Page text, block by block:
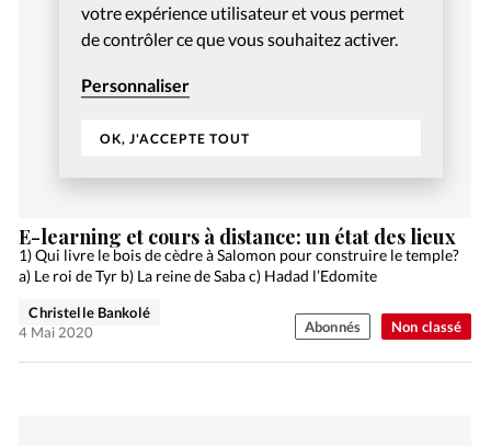
votre expérience utilisateur et vous permet
de contrôler ce que vous souhaitez activer.
Personnaliser
OK, J'ACCEPTE TOUT
Non classé
E-learning et cours à distance: un état des lieux
1) Qui livre le bois de cèdre à Salomon pour construire le temple?
a) Le roi de Tyr b) La reine de Saba c) Hadad l’Edomite
Christelle Bankolé
4 Mai 2020
Abonnés